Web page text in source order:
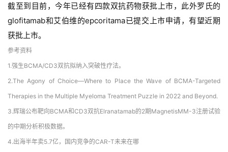
截至到目前，今年已经有四款双抗药物获批上市，此外罗氏的
glofitamab和艾伯维的epcoritama已提交上市申请，有望近期
获批上市。
参考资料
1.强生BCMA/CD3双抗拟纳入突破性疗法。
2.The Agony of Choice—Where to Place the Wave of BCMA-Targeted
Therapies in the Multiple Myeloma Treatment Puzzle in 2022 and Beyond.
3.辉瑞公布靶向BCMA和CD3双抗Elranatamab的2期MagnetisMM-3注册试验
的中期分析积极数据。
4.出海半年卖5.7亿，国内竞争的CAR-T未来在哪